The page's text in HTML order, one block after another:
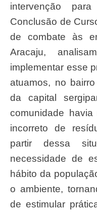
intervenção
Conclusão de
de combate às
Aracaju,
implementar esse
atuamos, no
da capital
comunidade
incorreto de
partir dessa
necessidade de
hábito da
o ambiente,
de estimular